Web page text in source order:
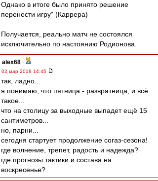
Однако в итоге было принято решение
перенести игру" (Каррера)
Получается, реально матч не состоялся
исключительно по настоянию Родионова.
alex68 -
02 мар 2018 14:45
так, ладно...
я понимаю, что пятница - развратница, и всё
такое...
что на столицу за выходные выпадет ещё 15
сантиметров...
но, парни...
сегодня стартует продолжение согаз-сезона!
где волнение, трепет, радость и надежда?
где прогнозы тактики и состава на
воскресенье?